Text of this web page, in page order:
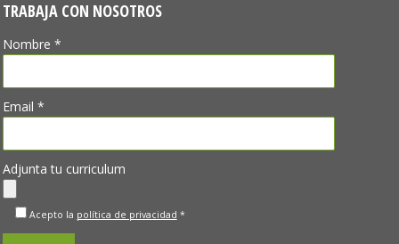
TRABAJA CON NOSOTROS
Nombre *
Email *
Adjunta tu curriculum
Acepto la política de privacidad *